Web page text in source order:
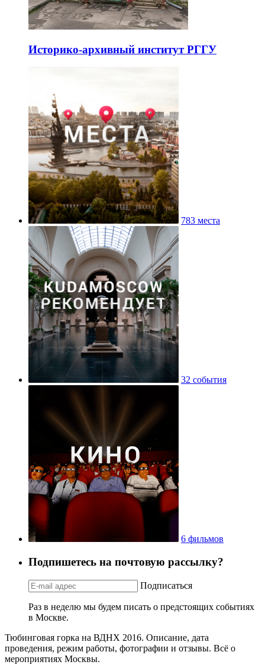
Историко-архивный институт РГГУ
783 места
32 события
6 фильмов
Подпишетесь на почтовую рассылку?
Подписаться
Раз в неделю мы будем писать о предстоящих событиях
в Москве.
Тюбинговая горка на ВДНХ 2016. Описание, дата
проведения, режим работы, фотографии и отзывы. Всё о
мероприятиях Москвы.